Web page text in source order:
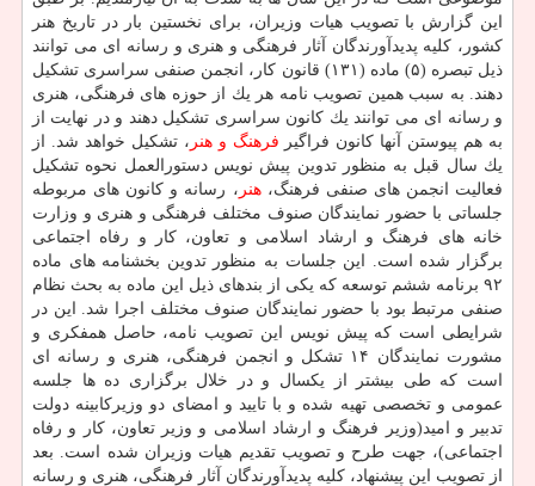
این گزارش با تصویب هیات وزیران، برای نخستین بار در تاریخ هنر
كشور، كلیه پدیدآورندگان آثار فرهنگی و هنری و رسانه ای می توانند
ذیل تبصره (۵) ماده (۱۳۱) قانون كار، انجمن صنفی سراسری تشكیل
دهند. به سبب همین تصویب نامه هر یك از حوزه های فرهنگی، هنری
و رسانه ای می توانند یك كانون سراسری تشكیل دهند و در نهایت از
به هم پیوستن آنها كانون فراگیر فرهنگ و هنر ، تشكیل خواهد شد. از
یك سال قبل به منظور تدوین پیش نویس دستورالعمل نحوه تشكیل
فعالیت انجمن های صنفی فرهنگ،هنر ، رسانه و كانون های مربوطه
جلساتی با حضور نمایندگان صنوف مختلف فرهنگی و هنری و وزارت
خانه های فرهنگ و ارشاد اسلامی و تعاون، كار و رفاه اجتماعی
برگزار شده است. این جلسات به منظور تدوین بخشنامه های ماده
۹۲ برنامه ششم توسعه كه یكی از بندهای ذیل این ماده به بحث نظام
صنفی مرتبط بود با حضور نمایندگان صنوف مختلف اجرا شد. این در
شرایطی است كه پیش نویس این تصویب نامه، حاصل همفكری و
مشورت نمایندگان ۱۴ تشكل و انجمن فرهنگی، هنری و رسانه ای
است كه طی بیشتر از یكسال و در خلال برگزاری ده ها جلسه
عمومی و تخصصی تهیه شده و با تایید و امضای دو وزیركابینه دولت
تدبیر و امید(وزیر فرهنگ و ارشاد اسلامی و وزیر تعاون، كار و رفاه
اجتماعی)، جهت طرح و تصویب تقدیم هیات وزیران شده است. بعد
از تصویب این پیشنهاد، كلیه پدیدآورندگان آثار فرهنگی، هنری و رسانه